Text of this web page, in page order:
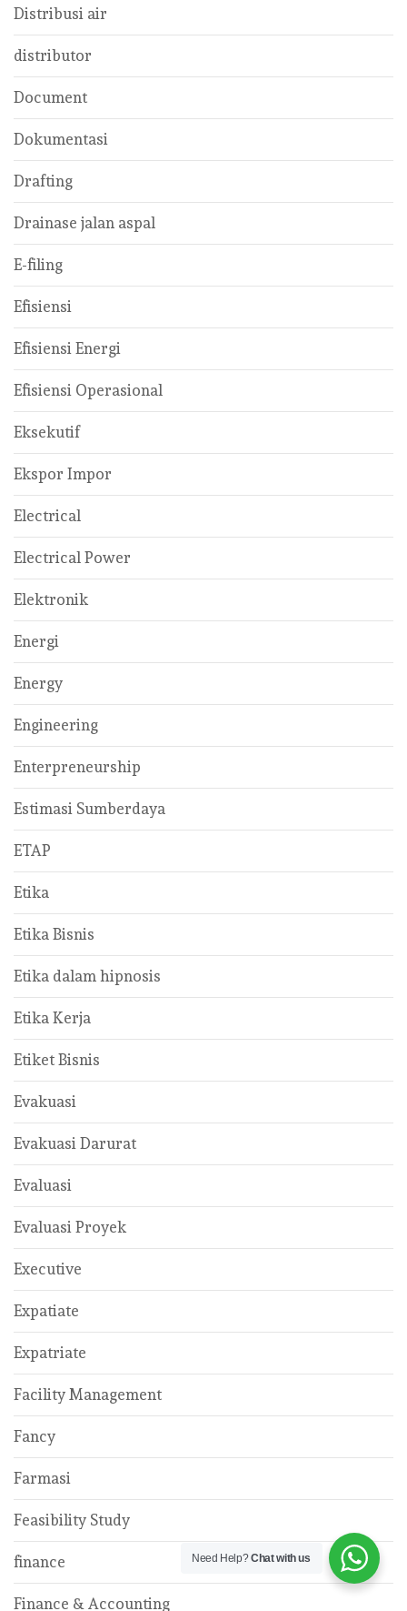
Distribusi air
distributor
Document
Dokumentasi
Drafting
Drainase jalan aspal
E-filing
Efisiensi
Efisiensi Energi
Efisiensi Operasional
Eksekutif
Ekspor Impor
Electrical
Electrical Power
Elektronik
Energi
Energy
Engineering
Enterpreneurship
Estimasi Sumberdaya
ETAP
Etika
Etika Bisnis
Etika dalam hipnosis
Etika Kerja
Etiket Bisnis
Evakuasi
Evakuasi Darurat
Evaluasi
Evaluasi Proyek
Executive
Expatiate
Expatriate
Facility Management
Fancy
Farmasi
Feasibility Study
finance
Finance & Accounting
Need Help?Chat with us